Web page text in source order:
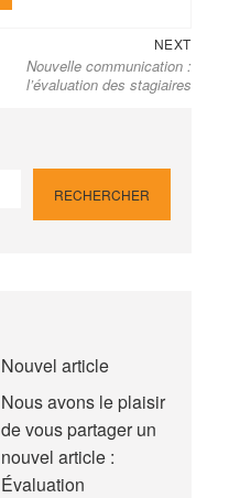
NEXTNext
post:
Nouvelle communication :
l’évaluation des stagiaires
RECHERCHER
Nouvel article
Nous avons le plaisir
de vous partager un
nouvel article :
Évaluation